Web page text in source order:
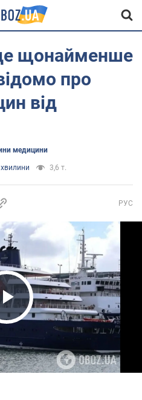
щонайменше
про
від
медицини
3,6 т.
РУС
Video